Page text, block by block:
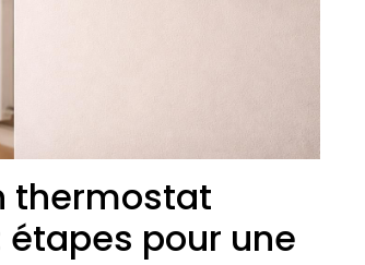
thermostat
pour une